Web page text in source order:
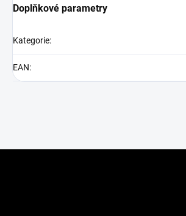
Doplňkové parametry
Kategorie:
EAN: